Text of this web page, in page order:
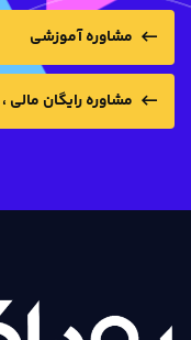
مشاوره آموزشی
مشاوره رایگان مالی ،